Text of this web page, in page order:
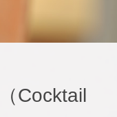
Cocktail